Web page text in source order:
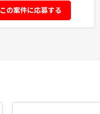
この案件に応募する